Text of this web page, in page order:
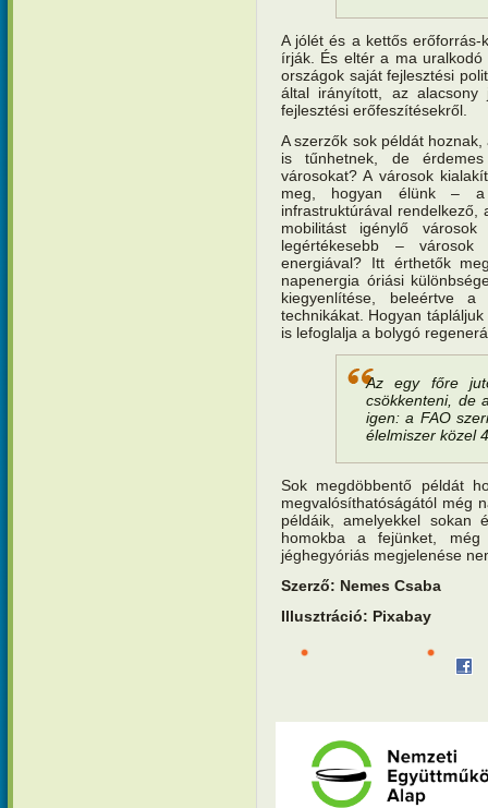
A jólét és a kettős erőforrás-
írják. És eltér a ma
országok saját fejlesztési
által irányított, az alacsony
fejlesztési erőfeszítésekről.
A szerzők sok példát
is tűnhetnek, de
városokat? A városok
meg, hogyan élünk – a
infrastruktúrával rendelkező,
mobilitást igénylő
legértékesebb –
energiával? Itt érthetők
napenergia óriási
kiegyenlítése, beleértve a
technikákat. Hogyan
is lefoglalja a bolygó
Az egy főre
csökkenteni, de
igen: a FAO
élelmiszer közel
Sok megdöbbentő példát
megvalósíthatóságától még
példáik, amelyekkel sokan
homokba a fejünket,
jéghegyóriás megjelenése
Szerző: Nemes Csaba
Illusztráció: Pixabay